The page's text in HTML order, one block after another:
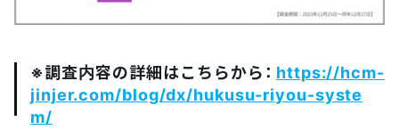
※調査内容の詳細はこちらから： https://hcm-
jinjer.com/blog/dx/hukusu-riyou-syste
m/